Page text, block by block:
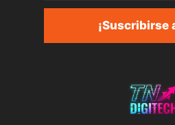
¡Suscribirse